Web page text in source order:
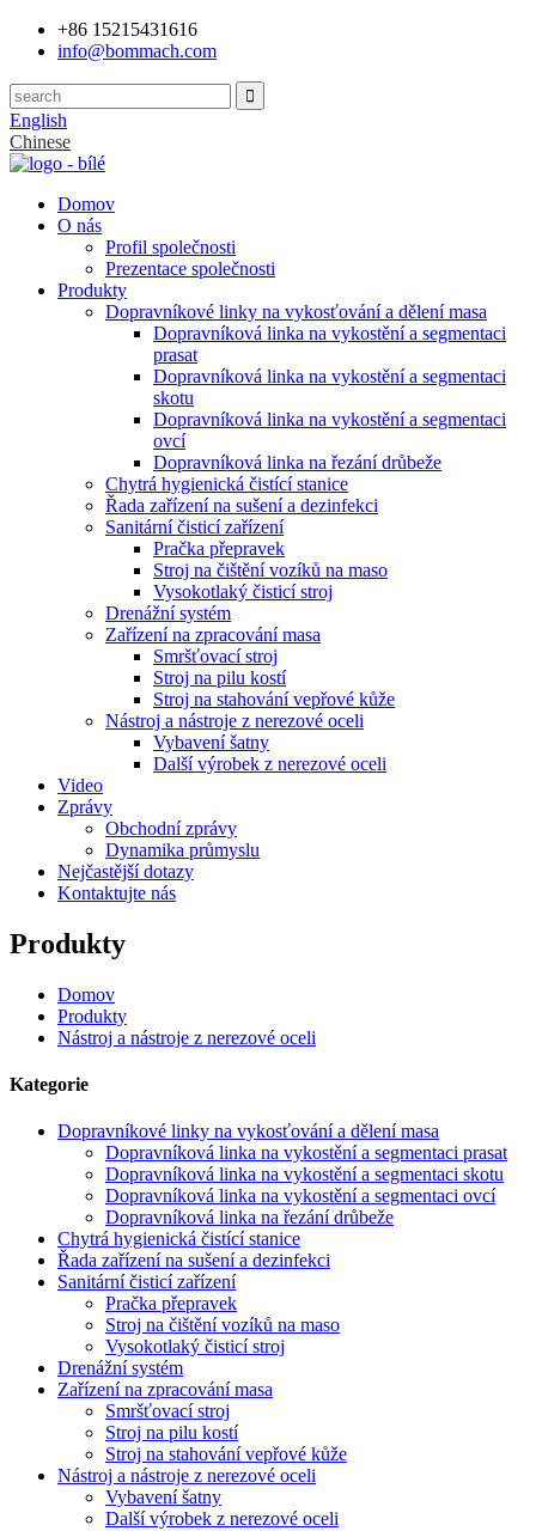
+86 15215431616
info@bommach.com
English
Chinese
Domov
O nás
Profil společnosti
Prezentace společnosti
Produkty
Dopravníkové linky na vykosťování a dělení masa
Dopravníková linka na vykostění a segmentaci
prasat
Dopravníková linka na vykostění a segmentaci
skotu
Dopravníková linka na vykostění a segmentaci
ovcí
Dopravníková linka na řezání drůbeže
Chytrá hygienická čistící stanice
Řada zařízení na sušení a dezinfekci
Sanitární čisticí zařízení
Pračka přepravek
Stroj na čištění vozíků na maso
Vysokotlaký čisticí stroj
Drenážní systém
Zařízení na zpracování masa
Smršťovací stroj
Stroj na pilu kostí
Stroj na stahování vepřové kůže
Nástroj a nástroje z nerezové oceli
Vybavení šatny
Další výrobek z nerezové oceli
Video
Zprávy
Obchodní zprávy
Dynamika průmyslu
Nejčastější dotazy
Kontaktujte nás
Produkty
Domov
Produkty
Nástroj a nástroje z nerezové oceli
Kategorie
Dopravníkové linky na vykosťování a dělení masa
Dopravníková linka na vykostění a segmentaci prasat
Dopravníková linka na vykostění a segmentaci skotu
Dopravníková linka na vykostění a segmentaci ovcí
Dopravníková linka na řezání drůbeže
Chytrá hygienická čistící stanice
Řada zařízení na sušení a dezinfekci
Sanitární čisticí zařízení
Pračka přepravek
Stroj na čištění vozíků na maso
Vysokotlaký čisticí stroj
Drenážní systém
Zařízení na zpracování masa
Smršťovací stroj
Stroj na pilu kostí
Stroj na stahování vepřové kůže
Nástroj a nástroje z nerezové oceli
Vybavení šatny
Další výrobek z nerezové oceli